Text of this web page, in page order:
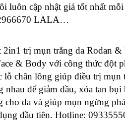
luôn cập nhật giá tốt nhất
LALA…
2in1 trị mụn trắng da Rodan
& Body với công thức đột
lỗ chân lông giúp điều trị
nhau để giảm dầu, xóa tan
cho da và giúp mụn ngừng
đầu tiên. Hotline: